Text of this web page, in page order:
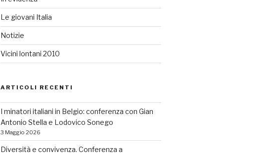
Le giovani Italia
Notizie
Vicini lontani 2010
ARTICOLI RECENTI
I minatori italiani in Belgio: conferenza con Gian
Antonio Stella e Lodovico Sonego
3 Maggio 2026
Diversità e convivenza. Conferenza a